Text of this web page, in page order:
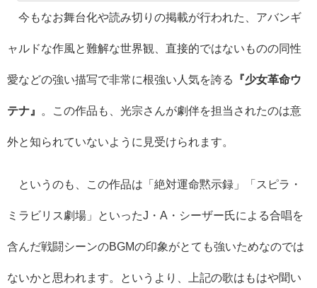
今もなお舞台化や読み切りの掲載が行われた、アバンギ
ャルドな作風と難解な世界観、直接的ではないものの同性
愛などの強い描写で非常に根強い人気を誇る 『少女革命ウ
テナ』 。この作品も、光宗さんが劇伴を担当されたのは意
外と知られていないように見受けられます。
というのも、この作品は「絶対運命黙示録」「スピラ・
ミラビリス劇場」といったJ・A・シーザー氏による合唱を
含んだ戦闘シーンのBGMの印象がとても強いためなのでは
ないかと思われます。というより、上記の歌はもはや聞い